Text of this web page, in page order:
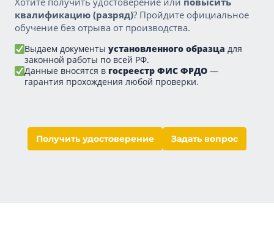
квалификацию (разряд)? Пройдите официальное
обучение без отрыва от производства.
Выдаем документы установленного образца для
законной работы по всей РФ.
Данные вносятся в госреестр ФИС ФРДО —
гарантия прохождения любой проверки.
Получить удостоверение Задать вопрос